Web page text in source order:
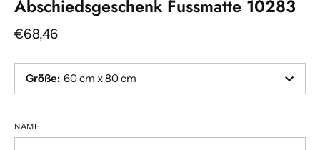
Abschiedsgeschenk Fussmatte 10283
€68,46
Größe: 60 cm x 80 cm
NAME